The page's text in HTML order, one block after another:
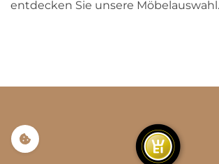
entdecken Sie unsere Möbelauswahl.